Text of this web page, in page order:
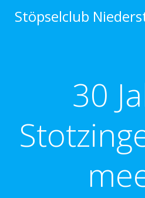
Stöpselclub
30